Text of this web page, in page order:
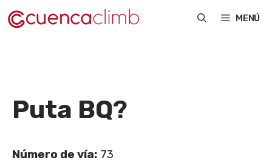
Saltar
al
MENÚ
Puta BQ?
Número de vía: 73